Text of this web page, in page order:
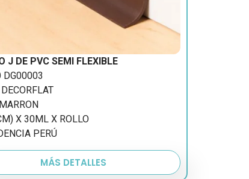
J DE PVC SEMI FLEXIBLE
DG00003
X 30ML X ROLLO
PERÚ
MÁS DETALLES